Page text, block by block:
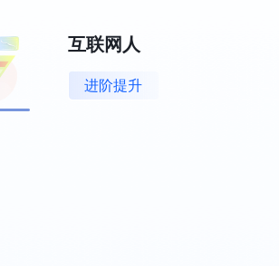
互联网人
进阶提升